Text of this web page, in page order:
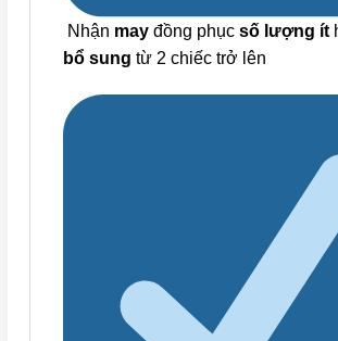
Nhận mayđồng phục số lượng ít
bổ sung từ 2 chiếc trở lên